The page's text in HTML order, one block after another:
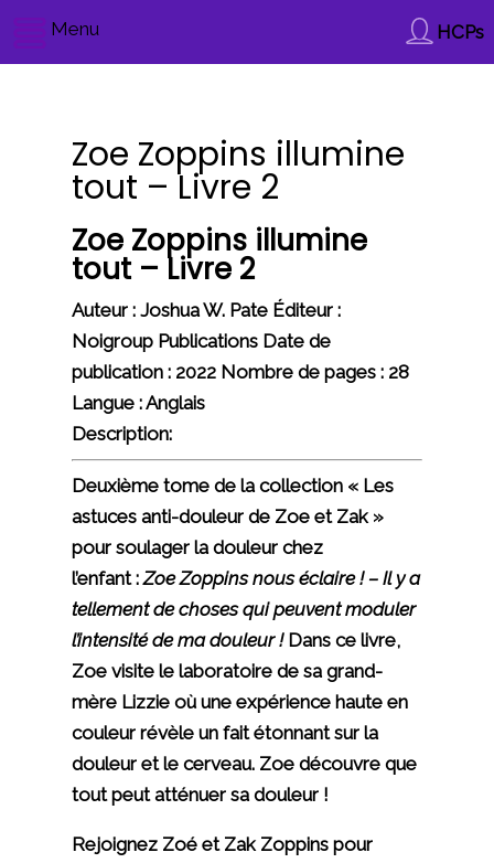
Zoe Zoppins illumine
tout – Livre 2
Zoe Zoppins illumine
tout – Livre 2
Auteur : Joshua W. Pate Éditeur :
Noigroup Publications Date de
publication : 2022 Nombre de pages : 28
Langue : Anglais
Description:
Deuxième tome de la collection « Les
astuces anti-douleur de Zoe et Zak »
pour soulager la douleur chez
l’enfant :Zoe Zoppins nous éclaire ! – Il y a
tellement de choses qui peuvent moduler
l’intensité de ma douleur !Dans ce livre,
Zoe visite le laboratoire de sa grand-
mère Lizzie où une expérience haute en
couleur révèle un fait étonnant sur la
douleur et le cerveau. Zoe découvre que
tout peut atténuer sa douleur !
Rejoignez Zoé et Zak Zoppins pour
Menu HCPs